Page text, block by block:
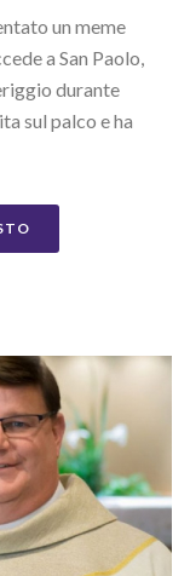
un meme
a San Paolo,
durante
sul palco e ha